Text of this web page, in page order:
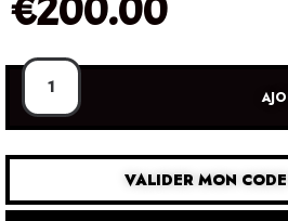
VALIDER MON